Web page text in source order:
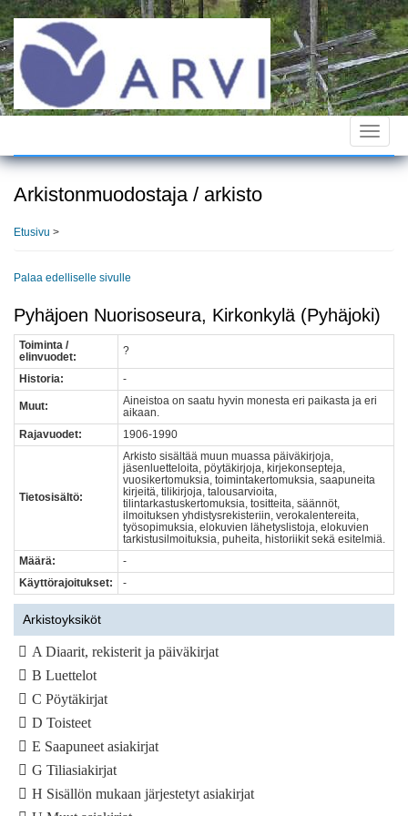
Hyppää
pääsisältöön
Toggle
Arkistonmuodostaja / arkisto
Etusivu >
Palaa edelliselle sivulle
Pyhäjoen Nuorisoseura, Kirkonkylä (Pyhäjoki)
Toiminta /
elinvuodet:
?
Historia: -
Muut:
Aineistoa on saatu hyvin monesta eri paikasta ja eri
aikaan.
Rajavuodet:
1906-1990
Tietosisältö:
Arkisto sisältää muun muassa päiväkirjoja,
jäsenluetteloita, pöytäkirjoja, kirjekonsepteja,
vuosikertomuksia, toimintakertomuksia, saapuneita
kirjeitä, tilikirjoja, talousarvioita,
tilintarkastuskertomuksia, tositteita, säännöt,
ilmoituksen yhdistysrekisteriin, verokalentereita,
työsopimuksia, elokuvien lähetyslistoja, elokuvien
tarkistusilmoituksia, puheita, historiikit sekä esitelmiä.
Määrä:
-
Käyttörajoitukset:
-
Arkistoyksiköt
A Diaarit, rekisterit ja päiväkirjat
B Luettelot
C Pöytäkirjat
D Toisteet
E Saapuneet asiakirjat
G Tiliasiakirjat
H Sisällön mukaan järjestetyt asiakirjat